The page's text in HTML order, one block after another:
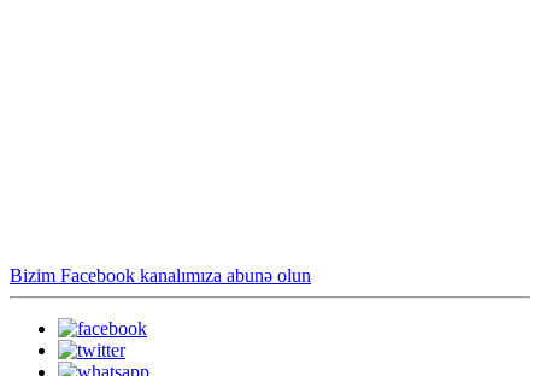
Bizim Facebook kanalımıza abunə olun